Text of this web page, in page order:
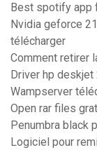
Best spotify app
Nvidia geforce
télécharger
Comment retirer
Driver hp deskjet
Wampserver
Open rar files
Penumbra black
Logiciel pour